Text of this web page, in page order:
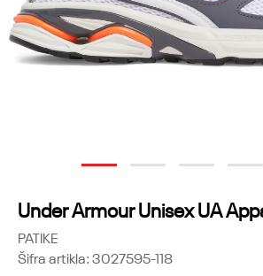
1 2 3 4
Under Armour Unisex UA
PATIKE
Šifra artikla:3027595-118